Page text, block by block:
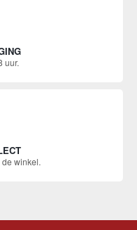
uur.
winkel.